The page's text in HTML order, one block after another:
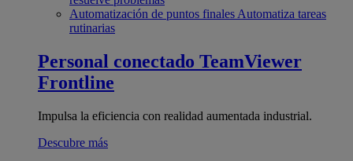
Automatización de puntos finales Automatiza tareas
rutinarias
Personal conectado TeamViewer
Frontline
Impulsa la eficiencia con realidad aumentada industrial.
Descubre más